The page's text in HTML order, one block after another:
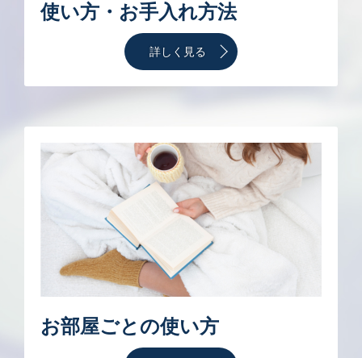
使い方・お手入れ方法
詳しく見る
お部屋ごとの使い方